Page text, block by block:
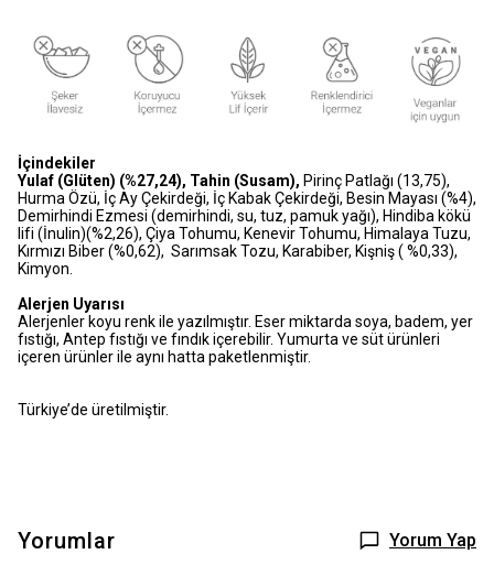
İçindekiler
Yulaf (Glüten) (%27,24), Tahin (Susam), Pirinç Patlağı (13,75),
Hurma Özü, İç Ay Çekirdeği, İç Kabak Çekirdeği, Besin Mayası (%4),
Demirhindi Ezmesi (demirhindi, su, tuz, pamuk yağı), Hindiba kökü
lifi (İnulin)(%2,26), Çiya Tohumu, Kenevir Tohumu, Himalaya Tuzu,
Kırmızı Biber (%0,62), Sarımsak Tozu, Karabiber, Kişniş ( %0,33),
Kimyon.
Alerjen Uyarısı
Alerjenler koyu renk ile yazılmıştır. Eser miktarda soya, badem, yer
fıstığı, Antep fıstığı ve fındık içerebilir. Yumurta ve süt ürünleri
içeren ürünler ile aynı hatta paketlenmiştir.
Türkiye’de üretilmiştir.
Yorumlar Yorum Yap